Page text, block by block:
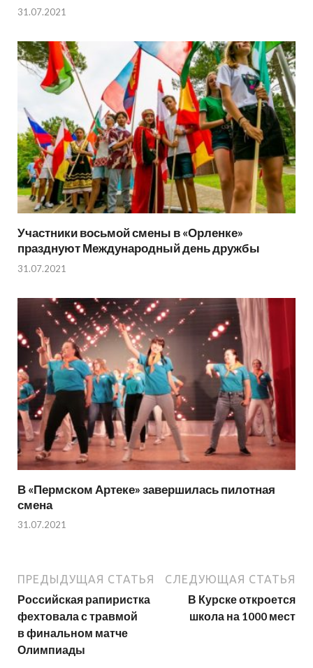
31.07.2021
Участники восьмой смены в «Орленке»
празднуют Международный день дружбы
31.07.2021
В «Пермском Артеке» завершилась пилотная
смена
31.07.2021
ПРЕДЫДУЩАЯ СТАТЬЯ
Российская рапиристка
фехтовала с травмой
в финальном матче
Олимпиады
СЛЕДУЮЩАЯ СТАТЬЯ
В Курске откроется
школа на 1000 мест